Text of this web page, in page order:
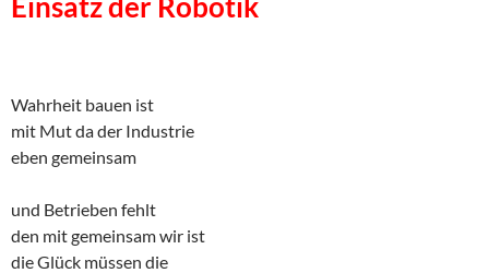
Wahrheit bauen ist
mit Mut da der Industrie
eben gemeinsam
und Betrieben fehlt
den mit gemeinsam wir ist
die Glück müssen die